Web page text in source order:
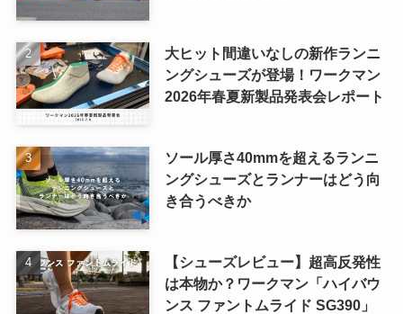
大ヒット間違いなしの新作ランニ
ングシューズが登場！ワークマン
2026年春夏新製品発表会レポート
ソール厚さ40mmを超えるランニ
ングシューズとランナーはどう向
き合うべきか
【シューズレビュー】超高反発性
は本物か？ワークマン「ハイバウ
ンス ファントムライド SG390」